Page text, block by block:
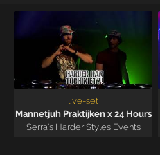
live-set
Mannetjuh Praktijken x 24 Hours
Serra's Harder Styles Events